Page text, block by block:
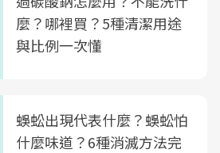
麼？哪裡買？5種清潔用途
與比例一次懂
蜈蚣出現代表什麼？蜈蚣怕
什麼味道？6種消滅方法完